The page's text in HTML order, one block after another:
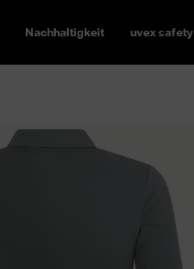
Nachhaltigkeit uvex safety